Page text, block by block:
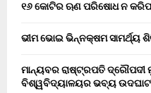
୧୬ କୋଟିର ଋଣ ପରିଷୋଧ ନ
ଭୀମ ଭୋଇ ଭିନ୍ନକ୍ଷମ ସାମର୍ଥ୍ୟ
ମାନ୍ୟବର ରାଷ୍ଟ୍ରପତି ଦ୍ରୌପଦୀ
ବିଶ୍ୱବିଦ୍ୟାଳୟର ଭବ୍ୟ